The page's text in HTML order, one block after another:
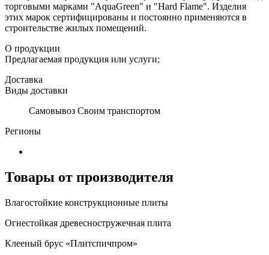
торговыми марками "AquaGreen" и "Hard Flame". Изделия
этих марок сертифицированы и постоянно применяются в
строительстве жилых помещений.
О продукции
Предлагаемая продукция или услуги;
Доставка
Виды доставки
Самовывоз Своим транспортом
Регионы
Товары от производителя
Влагостойкие конструкционные плиты
Огнестойкая древесностружечная плита
Клееный брус «Плитспичпром»